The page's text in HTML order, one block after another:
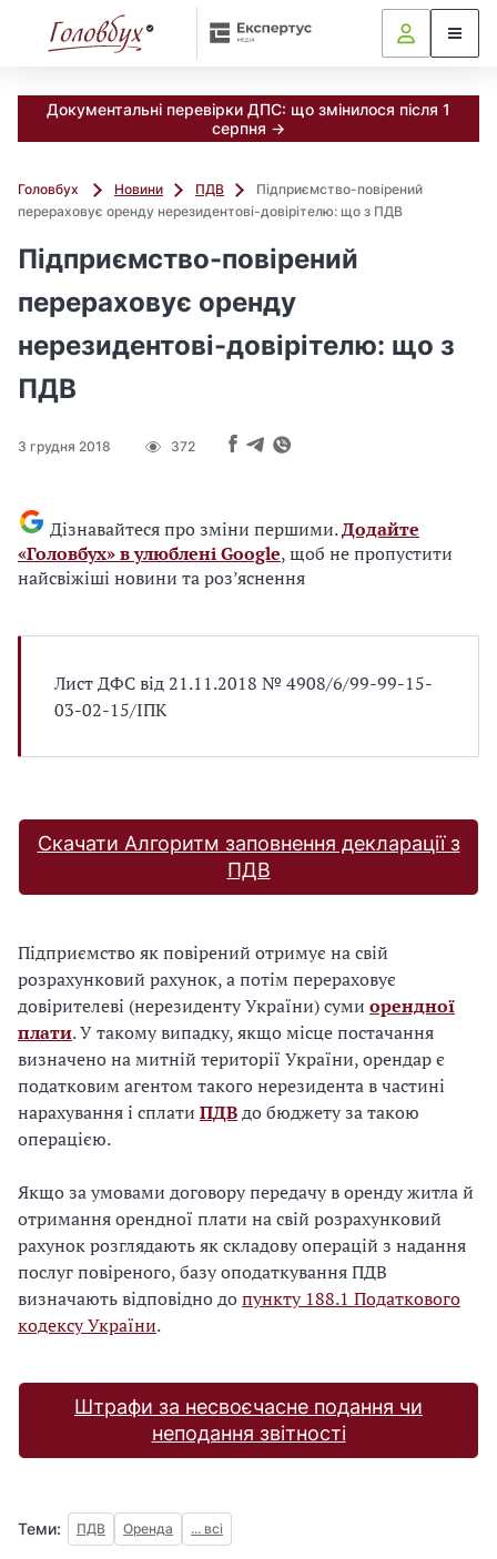
Документальні перевірки ДПС: що змінилося після 1
серпня →
Головбух Новини ПДВ
Підприємство-повірений
перераховує оренду нерезидентові-довірітелю: що з ПДВ
Підприємство-повірений
перераховує оренду
нерезидентові-довірітелю: що з
ПДВ
3 грудня 2018 372
Дізнавайтеся про зміни першими.Додайте
«Головбух» в улюблені Google, щоб не пропустити
найсвіжіші новини та роз’яснення
Лист ДФС від 21.11.2018 № 4908/6/99-99-15-
03-02-15/ІПК
Скачати Алгоритм заповнення декларації з
ПДВ
Підприємство як повірений отримує на свій
розрахунковий рахунок, а потім перераховує
довірителеві (нерезиденту України) суми орендної
плати. У такому випадку, якщо місце постачання
визначено на митній території України, орендар є
податковим агентом такого нерезидента в частині
нарахування і сплати ПДВдо бюджету за такою
операцією.
Якщо за умовами договору передачу в оренду житла й
отримання орендної плати на свій розрахунковий
рахунок розглядають як складову операцій з надання
послуг повіреного, базу оподаткування ПДВ
визначають відповідно допункту 188.1 Податкового
кодексу України.
Штрафи за несвоєчасне подання чи
неподання звітності
Теми: ПДВ Оренда ... всі